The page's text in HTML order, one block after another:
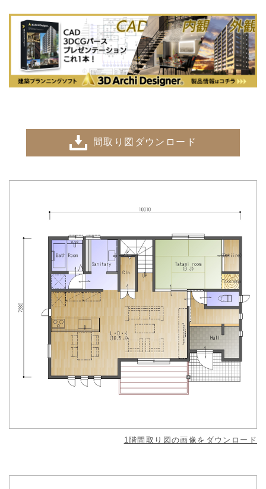
間取り図ダウンロード
1階間取り図の画像をダウンロード